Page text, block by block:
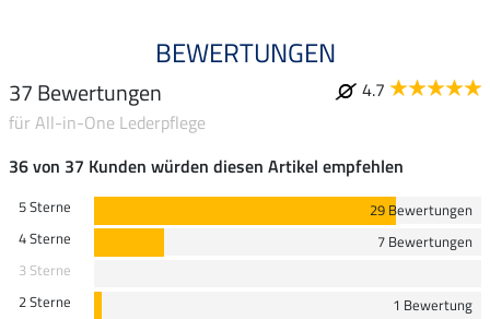
BEWERTUNGEN
37 Bewertungen
4.7
für All-in-One Lederpflege
36 von 37 Kunden würden diesen Artikel empfehlen
5 Sterne
29 Bewertungen
4 Sterne
7 Bewertungen
3 Sterne
2 Sterne
1 Bewertung